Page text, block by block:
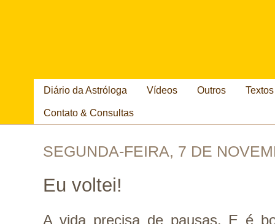
Diário da Astróloga Vídeos Outros
Contato & Consultas
SEGUNDA-FEIRA, 7 DE
Eu voltei!
A vida precisa de pausas. E é